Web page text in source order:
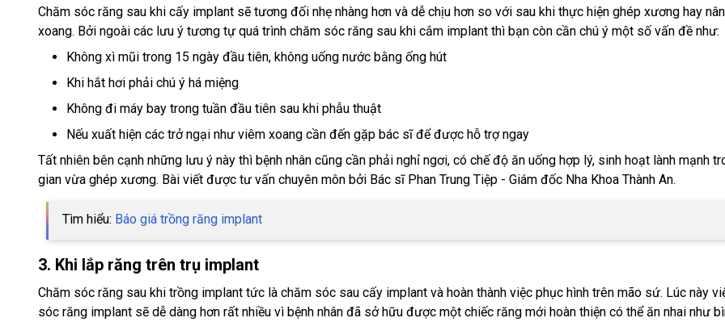
Chăm sóc răng sau khi cấy implant sẽ tương đối nhẹ nhàng hơn và dễ chịu hơn so với sau khi thực hiện ghép xương hay
xoang. Bởi ngoài các lưu ý tương tự quá trình chăm sóc răng sau khi cắm implant thì bạn còn cần chú ý một số vấn đề như:
Không xì mũi trong 15 ngày đầu tiên, không uống nước bằng ống hút
Khi hắt hơi phải chú ý há miệng
Không đi máy bay trong tuần đầu tiên sau khi phẫu thuật
Nếu xuất hiện các trở ngại như viêm xoang cần đến gặp bác sĩ để được hỗ trợ ngay
Tất nhiên bên cạnh những lưu ý này thì bệnh nhân cũng cần phải nghỉ ngơi, có chế độ ăn uống hợp lý, sinh hoạt lành mạnh
gian vừa ghép xương. Bài viết được tư vấn chuyên môn bởi Bác sĩ Phan Trung Tiệp - Giám đốc Nha Khoa Thành An.
Tìm hiểu: Báo giá trồng răng implant
3. Khi lắp răng trên trụ implant
Chăm sóc răng sau khi trồng implant tức là chăm sóc sau cấy implant và hoàn thành việc phục hình trên mão sứ. Lúc này
sóc răng implant sẽ dễ dàng hơn rất nhiều vì bệnh nhân đã sở hữu được một chiếc răng mới hoàn thiện có thể ăn nhai như